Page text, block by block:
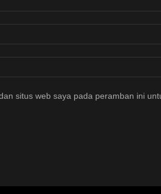
situs web saya pada peramban ini